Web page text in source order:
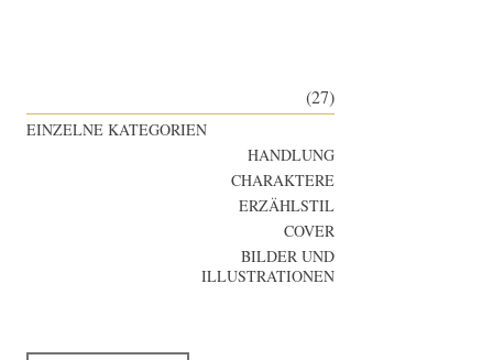
(27)
EINZELNE KATEGORIEN
HANDLUNG
CHARAKTERE
ERZÄHLSTIL
COVER
BILDER UND
ILLUSTRATIONEN